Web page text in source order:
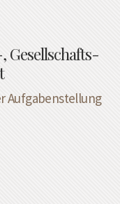
Aufgabenstellung